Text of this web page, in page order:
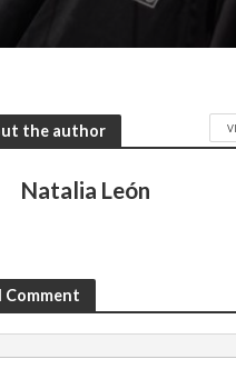
the author
Natalia León
Comment